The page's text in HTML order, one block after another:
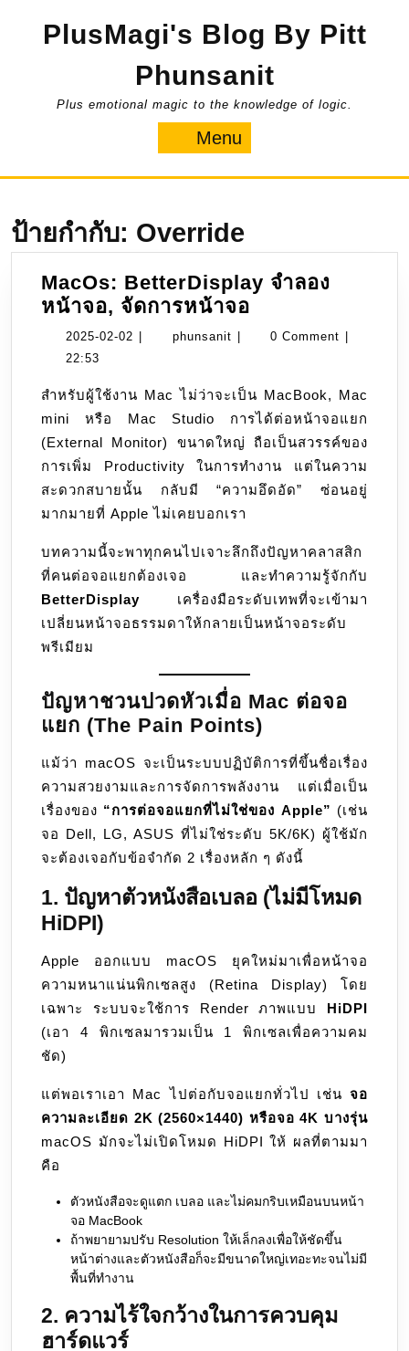
PlusMagi's Blog By Pitt
Phunsanit
Plus emotional magic to the knowledge of logic.
Menu
ป้ายกำกับ: Override
MacOs: BetterDisplay จำลอง
หน้าจอ, จัดการหน้าจอ
BetterDisplay
จอ,
จัดการ
หน้า
จอ
2025-02-02 2025- phunsanit phunsanit0 Comment
22:53
สำหรับผู้ใช้งาน Mac ไม่ว่าจะเป็น MacBook, Mac
mini หรือ Mac Studio การได้ต่อหน้าจอแยก
(External Monitor) ขนาดใหญ่ ถือเป็นสวรรค์ของ
การเพิ่ม Productivity ในการทำงาน แต่ในความ
สะดวกสบายนั้น กลับมี “ความอึดอัด” ซ่อนอยู่
มากมายที่ Apple ไม่เคยบอกเรา
บทความนี้จะพาทุกคนไปเจาะลึกถึงปัญหาคลาสสิก
ที่คนต่อจอแยกต้องเจอ และทำความรู้จักกับ
BetterDisplay เครื่องมือระดับเทพที่จะเข้ามา
เปลี่ยนหน้าจอธรรมดาให้กลายเป็นหน้าจอระดับ
พรีเมียม
ปัญหาชวนปวดหัวเมื่อ Mac ต่อจอ
แยก (The Pain Points)
แม้ว่า macOS จะเป็นระบบปฏิบัติการที่ขึ้นชื่อเรื่อง
ความสวยงามและการจัดการพลังงาน แต่เมื่อเป็น
เรื่องของ “การต่อจอแยกที่ไม่ใช่ของ Apple” (เช่น
จอ Dell, LG, ASUS ที่ไม่ใช่ระดับ 5K/6K) ผู้ใช้มัก
จะต้องเจอกับข้อจำกัด 2 เรื่องหลัก ๆ ดังนี้
1. ปัญหาตัวหนังสือเบลอ (ไม่มีโหมด
HiDPI)
Apple ออกแบบ macOS ยุคใหม่มาเพื่อหน้าจอ
ความหนาแน่นพิกเซลสูง (Retina Display) โดย
เฉพาะ ระบบจะใช้การ Render ภาพแบบ HiDPI
(เอา 4 พิกเซลมารวมเป็น 1 พิกเซลเพื่อความคม
ชัด)
แต่พอเราเอา Mac ไปต่อกับจอแยกทั่วไป เช่น จอ
ความละเอียด 2K (2560×1440) หรือจอ 4K บางรุ่น
macOS มักจะไม่เปิดโหมด HiDPI ให้ ผลที่ตามมา
คือ
ตัวหนังสือจะดูแตก เบลอ และไม่คมกริบเหมือนบนหน้า
จอ MacBook
ถ้าพยายามปรับ Resolution ให้เล็กลงเพื่อให้ชัดขึ้น
หน้าต่างและตัวหนังสือก็จะมีขนาดใหญ่เทอะทะจนไม่มี
พื้นที่ทำงาน
2. ความไร้ใจกว้างในการควบคุม
ฮาร์ดแวร์